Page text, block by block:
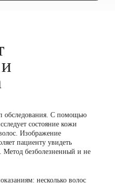
обследования. С помощью
состояние кожи
Изображение
пациенту увидеть
Метод безболезненный и не
несколько волос